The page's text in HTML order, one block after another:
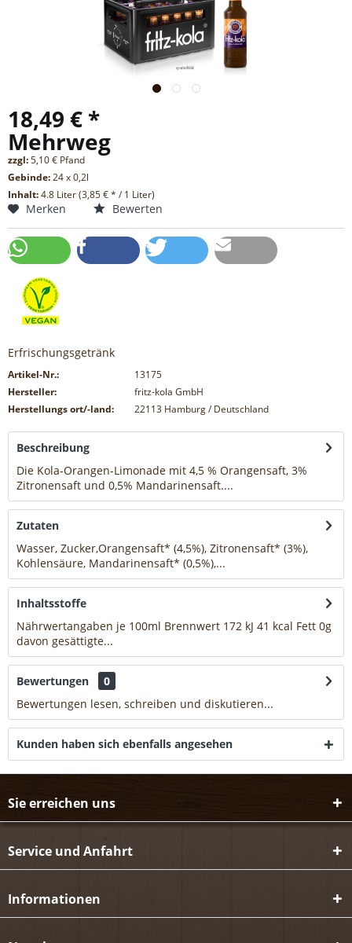
18,49 € *
Mehrweg
zzgl:5,10 € Pfand
Gebinde:24 x 0,2l
Inhalt:4.8 Liter (3,85 € * / 1 Liter)
Merken Bewerten
Erfrischungsgetränk
Artikel-Nr.:
13175
Hersteller:
fritz-kola GmbH
Herstellungs ort/-land:
22113 Hamburg / Deutschland
Beschreibung
Die Kola-Orangen-Limonade mit 4,5 % Orangensaft, 3%
Zitronensaft und 0,5% Mandarinensaft....
Zutaten
Wasser, Zucker,Orangensaft* (4,5%), Zitronensaft* (3%),
Kohlensäure, Mandarinensaft* (0,5%),...
Inhaltsstoffe
Nährwertangaben je 100ml Brennwert 172 kJ 41 kcal Fett 0g
davon gesättigte...
Bewertungen
0
Bewertungen lesen, schreiben und diskutieren...
Kunden haben sich ebenfalls angesehen
Sie erreichen uns
Service und Anfahrt
Informationen